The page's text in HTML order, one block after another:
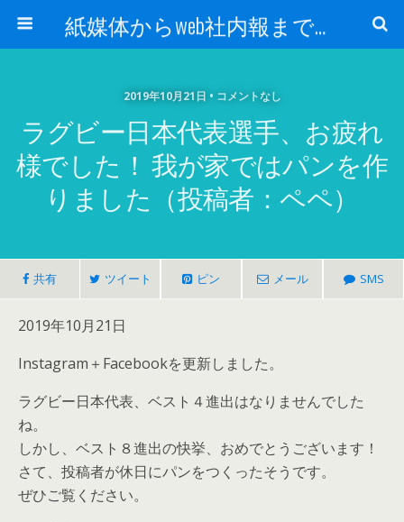
紙媒体からweb社内報まで 社内報制作会社 創言社：東京都千代田区飯田橋駅から１分
2019年10月21日 • コメントなし
ラグビー日本代表選手、お疲れ
様でした！ 我が家ではパンを作
りました（投稿者：ペペ）
共有 ツイート ピン メール SMS
2019年10月21日
Instagram＋Facebookを更新しました。
ラグビー日本代表、ベスト４進出はなりませんでした
ね。
しかし、ベスト８進出の快挙、おめでとうございます！
さて、投稿者が休日にパンをつくったそうです。
ぜひご覧ください。